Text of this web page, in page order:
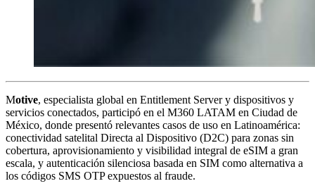
Motive, especialista global en Entitlement Server y dispositivos y
servicios conectados, participó en el M360 LATAM en Ciudad de
México, donde presentó relevantes casos de uso en Latinoamérica:
conectividad satelital Directa al Dispositivo (D2C) para zonas sin
cobertura, aprovisionamiento y visibilidad integral de eSIM a gran
escala, y autenticación silenciosa basada en SIM como alternativa a
los códigos SMS OTP expuestos al fraude.